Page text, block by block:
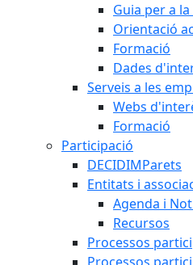
Guia per a
Orientació
Formació
Dades
Serveis a les
Webs
Formació
Participació
DECIDIMParets
Entitats i
Agenda i
Recursos
Processos